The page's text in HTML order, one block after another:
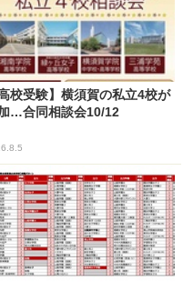
高校受験】横須賀の私立4校が
…合同相談会10/12